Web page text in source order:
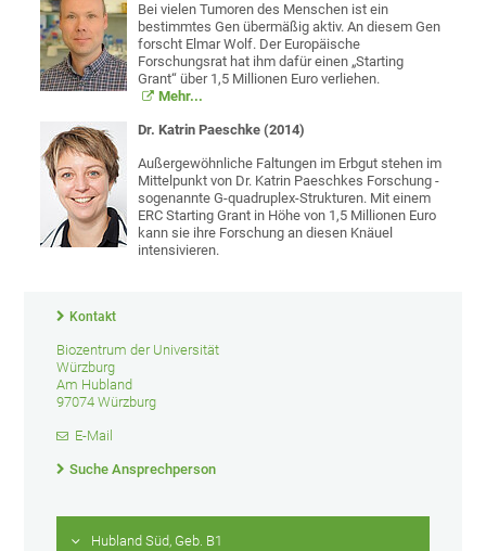
Bei vielen Tumoren des Menschen ist ein
bestimmtes Gen übermäßig aktiv. An diesem Gen
forscht Elmar Wolf. Der Europäische
Forschungsrat hat ihm dafür einen „Starting
Grant“ über 1,5 Millionen Euro verliehen.
Mehr...
Dr. Katrin Paeschke (2014)
Außergewöhnliche Faltungen im Erbgut stehen im
Mittelpunkt von Dr. Katrin Paeschkes Forschung -
sogenannte G-quadruplex-Strukturen. Mit einem
ERC Starting Grant in Höhe von 1,5 Millionen Euro
kann sie ihre Forschung an diesen Knäuel
intensivieren.
Kontakt
Biozentrum der Universität
Würzburg
Am Hubland
97074 Würzburg
E-Mail
Suche Ansprechperson
Hubland Süd, Geb. B1